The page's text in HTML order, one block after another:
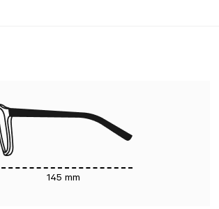
145 mm